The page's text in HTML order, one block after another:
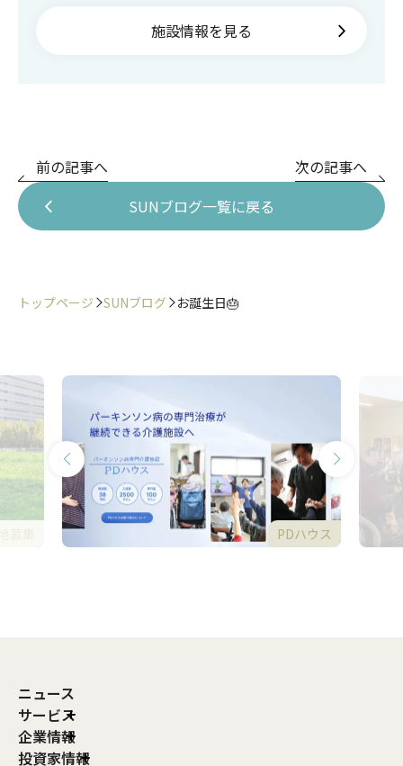
施設情報を見る
前の記事へ
SUNブログ一覧に戻る
次の記事へ
トップページ SUNブログ お誕生日🎂
PDハウス
ニュース
サービス
企業情報
投資家情報